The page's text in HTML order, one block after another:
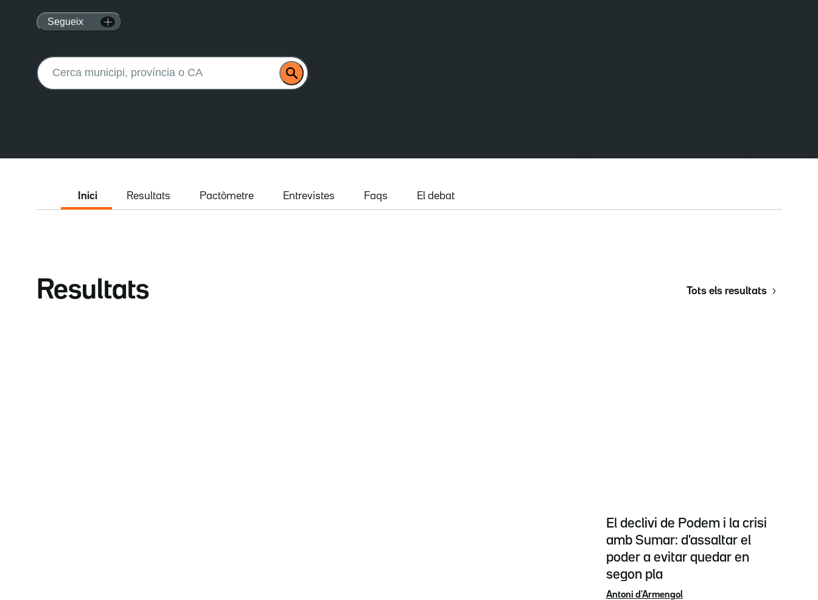
Segueix
Buscar:
Inici Resultats Pactòmetre Entrevistes Faqs El debat
Resultats Tots els resultats
El declivi de Podem i la crisi
amb Sumar: d'assaltar el
poder a evitar quedar en
segon pla
Antoni d'Armengol